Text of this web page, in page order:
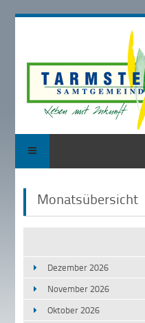
Monatsübersicht
Dezember 2026
November 2026
Oktober 2026